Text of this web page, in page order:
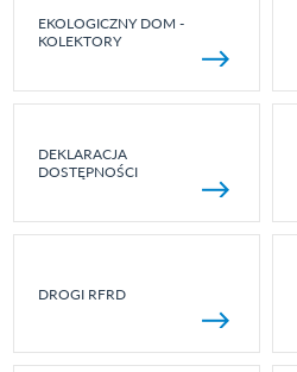
EKOLOGICZNY DOM -
KOLEKTORY
DEKLARACJA
DOSTĘPNOŚCI
DROGI RFRD